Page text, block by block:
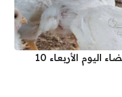
تحديث جديد.. اسعار الفراخ البيضاء اليوم الأربعاء 10